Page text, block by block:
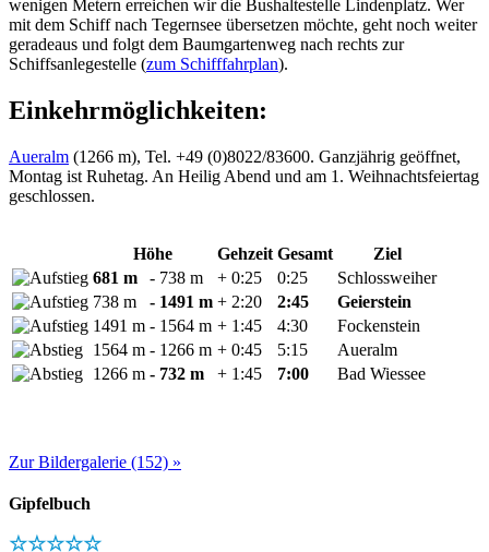
wenigen Metern erreichen wir die Bushaltestelle Lindenplatz. Wer
mit dem Schiff nach Tegernsee übersetzen möchte, geht noch weiter
geradeaus und folgt dem Baumgartenweg nach rechts zur
Schiffsanlegestelle (zum Schifffahrplan).
Einkehrmöglichkeiten:
Aueralm (1266 m), Tel. +49 (0)8022/83600. Ganzjährig geöffnet,
Montag ist Ruhetag. An Heilig Abend und am 1. Weihnachtsfeiertag
geschlossen.
Höhe Gehzeit Gesamt
Ziel
681 m
- 738 m + 0:25 0:25
Schlossweiher
738 m
- 1491 m + 2:20 2:45
Geierstein
1491 m - 1564 m + 1:45 4:30
Fockenstein
1564 m - 1266 m + 0:45 5:15
Aueralm
1266 m - 732 m + 1:45 7:00 Bad Wiessee
Zur Bildergalerie (152) »
Gipfelbuch
☆☆☆☆☆